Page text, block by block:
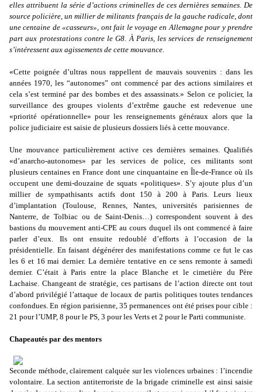
elles attribuent la série d’actions criminelles de ces dernières semaines. De
source policière, un millier de militants français de la gauche radicale, dont
une centaine de «casseurs», ont fait le voyage en Allemagne pour y prendre
part aux protestations contre le G8. À Paris, les services de renseignement
s’intéressent aux agissements de cette mouvance.
«Cette poignée d’ultras nous rappellent de mauvais souvenirs : dans les
années 1970, les “autonomes” ont commencé par des actions similaires et
cela s’est terminé par des bombes et des assassinats.» Selon ce policier, la
surveillance des groupes violents d’extrême gauche est redevenue une
«priorité opérationnelle» pour les renseignements généraux alors que la
police judiciaire est saisie de plusieurs dossiers liés à cette mouvance.
Une mouvance particulièrement active ces dernières semaines. Qualifiés
«d’anarcho-autonomes» par les services de police, ces militants sont
plusieurs centaines en France dont une cinquantaine en Île-de-France où ils
occupent une demi-douzaine de squats «politiques». S’y ajoute plus d’un
millier de sympathisants actifs dont 150 à 200 à Paris. Leurs lieux
d’implantation (Toulouse, Rennes, Nantes, universités parisiennes de
Nanterre, de Tolbiac ou de Saint-Denis…) correspondent souvent à des
bastions du mouvement anti-CPE au cours duquel ils ont commencé à faire
parler d’eux. Ils ont ensuite redoublé d’efforts à l’occasion de la
présidentielle. En faisant dégénérer des manifestations comme ce fut le cas
les 6 et 16 mai dernier. La dernière tentative en ce sens remonte à samedi
dernier. C’était à Paris entre la place Blanche et le cimetière du Père
Lachaise. Changeant de stratégie, ces partisans de l’action directe ont tout
d’abord privilégié l’attaque de locaux de partis politiques toutes tendances
confondues. En région parisienne, 35 permanences ont été prises pour cible :
21 pour l’UMP, 8 pour le PS, 3 pour les Verts et 2 pour le Parti communiste.
Chapeautés par des mentors
Seconde méthode, clairement calquée sur les violences urbaines : l’incendie
volontaire. La section antiterroriste de la brigade criminelle est ainsi saisie